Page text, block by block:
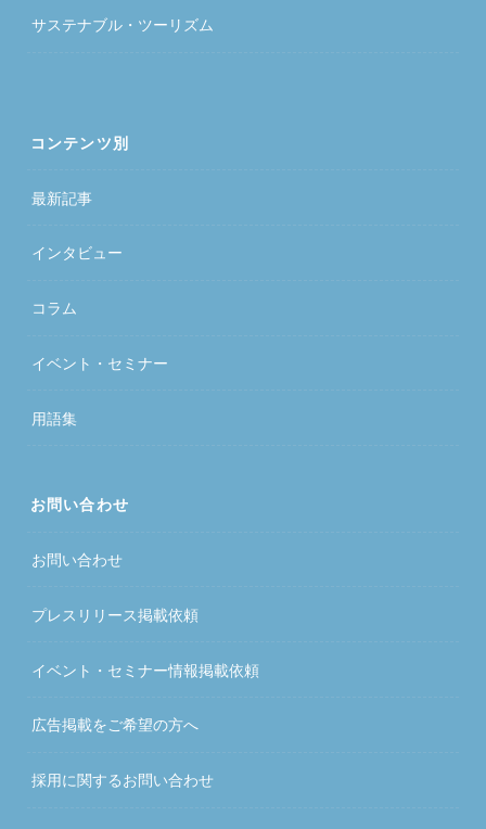
サステナブル・ツーリズム
コンテンツ別
最新記事
インタビュー
コラム
イベント・セミナー
用語集
お問い合わせ
お問い合わせ
プレスリリース掲載依頼
イベント・セミナー情報掲載依頼
広告掲載をご希望の方へ
採用に関するお問い合わせ